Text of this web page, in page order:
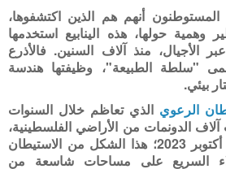
أنهم هم الذين اكتشفوها،
وهمية حولها، هذه الينابيع استخدمها
الأجيال، منذ آلاف السنين. فالأذرع
"سلطة الطبيعة"، وظيفتها هندسة
ستار بيئي.
الرعوي الذي تعاظم خلال السنوات
الدونمات من الأراضي الفلسطينية،
وتكثف بشكل خاص منذ أكتوبر 2023؛ هذا الشكل من الاستيطان
السريع على مساحات شاسعة من